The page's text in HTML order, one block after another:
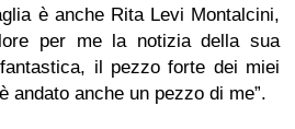
è anche Rita Levi Montalcini,
per me la notizia della sua
il pezzo forte dei miei
andato anche un pezzo di me”.